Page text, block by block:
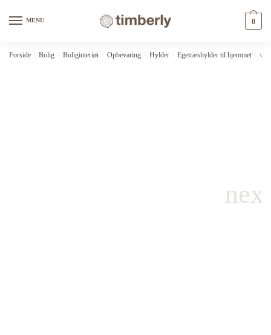
MENU 0
Forside Bolig Boliginteriør Opbevaring Hylder Egetræshylder til hjemmet